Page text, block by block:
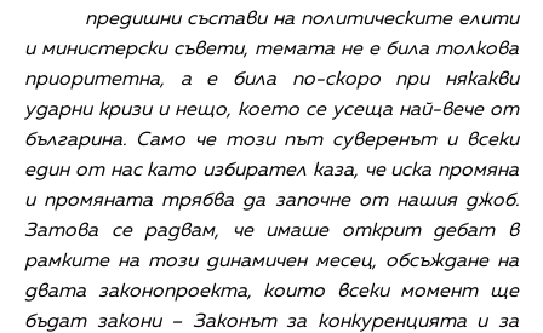
предишни състави на политическите елити
и министерски съвети, темата не е била толкова
приоритетна, а е била по-скоро при някакви
ударни кризи и нещо, което се усеща най-вече от
българина. Само че този път суверенът и всеки
един от нас като избирател каза, че иска промяна
и промяната трябва да започне от нашия джоб.
Затова се радвам, че имаше открит дебат в
рамките на този динамичен месец, обсъждане на
двата законопроекта, които всеки момент ще
бъдат закони – Законът за конкуренцията и за